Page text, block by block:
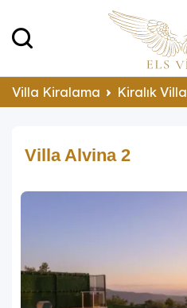
Villa Kiralama Kiralık Villa
Villa Alvina 2